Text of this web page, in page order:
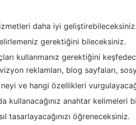
daha iyi
gerektiğini bileceksiniz.
kullanmanız gerektiğini
reklamları, blog sayfaları,
ve hangi özellikleri
kullanacağınız anahtar kelimeleri
tasarlayacağınızı öğreneceksiniz.